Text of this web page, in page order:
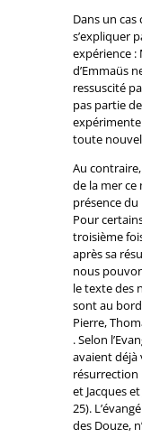
Dans un cas
s’expliquer
expérience :
d’Emmaüs
ressuscité
pas partie
toute
Au
de la mer
présence
Pour
troisième
après sa
nous
le texte des
sont au
Pierre,
. Selon
avaient déjà
résurrection
et Jacques
25).
des Douze,